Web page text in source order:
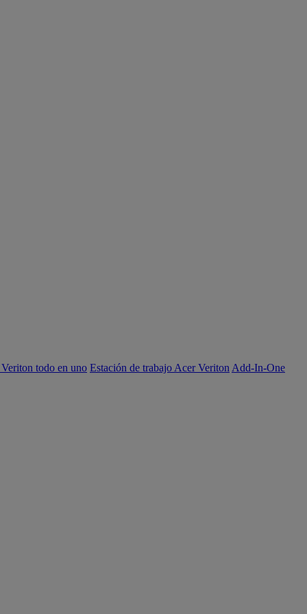
todo en uno Estación de trabajo Acer Veriton Add-In-One